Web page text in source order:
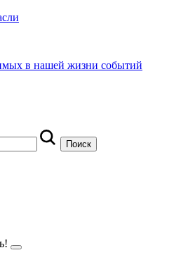
в нашей жизни событий